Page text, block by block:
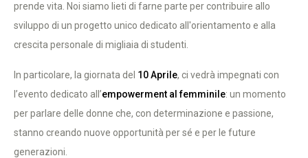
prende vita. Noi siamo lieti di farne parte per contribuire allo
sviluppo di un progetto unico dedicato all'orientamento e alla
crescita personale di migliaia di studenti.
In particolare, la giornata del 10 Aprile, ci vedrà impegnati con
l’evento dedicato all’empowerment al femminile: un momento
per parlare delle donne che, con determinazione e passione,
stanno creando nuove opportunità per sé e per le future
generazioni.